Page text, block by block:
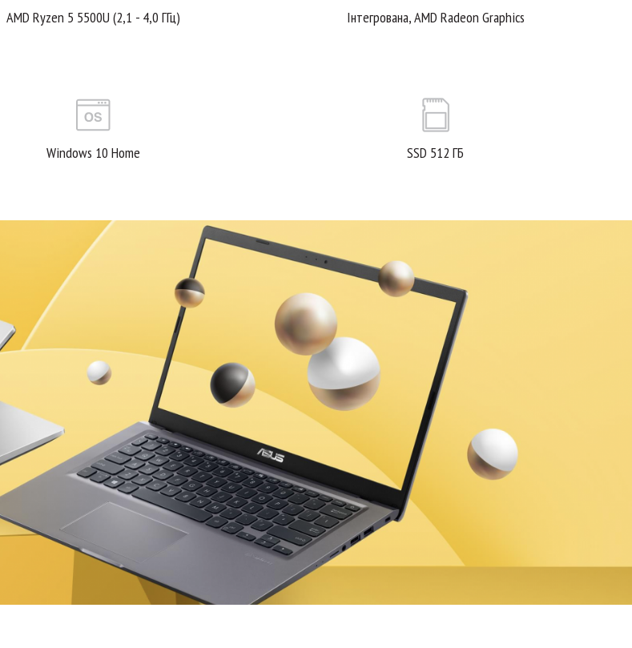
AMD Ryzen 5 5500U (2,1 - 4,0 ГГц) Інтегрована, AMD Radeon Graphics
Windows 10 Home SSD 512 ГБ